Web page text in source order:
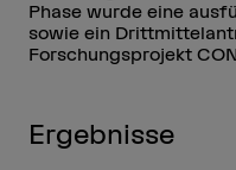
Phase wurde eine
sowie ein
Forschungsprojekt
Ergebnisse